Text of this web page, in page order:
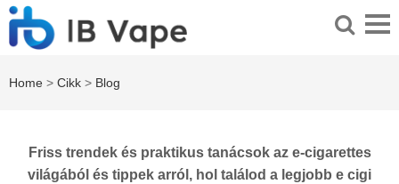
Home > Cikk > Blog
Friss trendek és praktikus tanácsok az e-cigarettes
világából és tippek arról, hol találod a legjobb e cigi